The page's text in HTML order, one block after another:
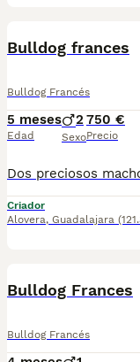
Bulldog frances
Bulldog Francés
5 meses
Edad
2
Sexo
750 €
Precio
Criador
Alovera, Guadalajara
Bulldog Frances
Bulldog Francés